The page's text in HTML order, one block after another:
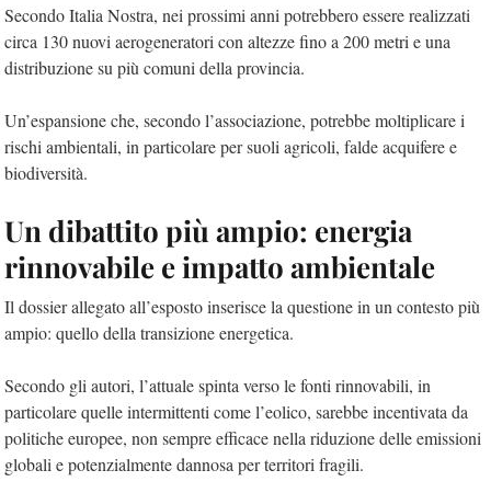
Secondo Italia Nostra, nei prossimi anni potrebbero essere realizzati
circa 130 nuovi aerogeneratori con altezze fino a 200 metri e una
distribuzione su più comuni della provincia.
Un’espansione che, secondo l’associazione, potrebbe moltiplicare i
rischi ambientali, in particolare persuoli agricoli, falde acquifere e
biodiversità.
Un dibattito più ampio: energia
rinnovabile e impatto ambientale
Il dossier allegato all’esposto inserisce la questione in un contesto più
ampio: quello della transizione energetica.
Secondo gli autori, l’attuale spinta verso le fonti rinnovabili, in
particolare quelle intermittenti come l’eolico, sarebbeincentivata da
politiche europee, non sempre efficace nella riduzione delle emissioni
globali epotenzialmente dannosa per territori fragili.